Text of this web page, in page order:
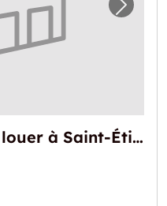
"Local de stockage
Local de stockage à louer à Saint-Étienne